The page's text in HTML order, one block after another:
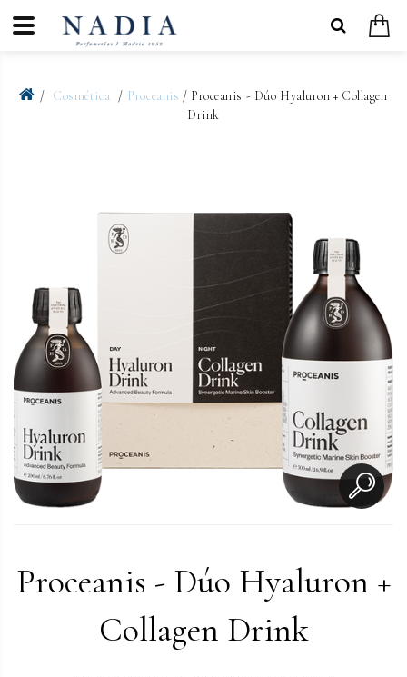
Cosmética Proceanis / Proceanis - Dúo Hyaluron + Collagen
Drink
Proceanis - Dúo Hyaluron +
Collagen Drink